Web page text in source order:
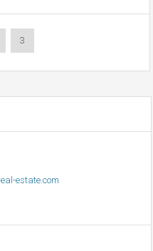
3
estate.com